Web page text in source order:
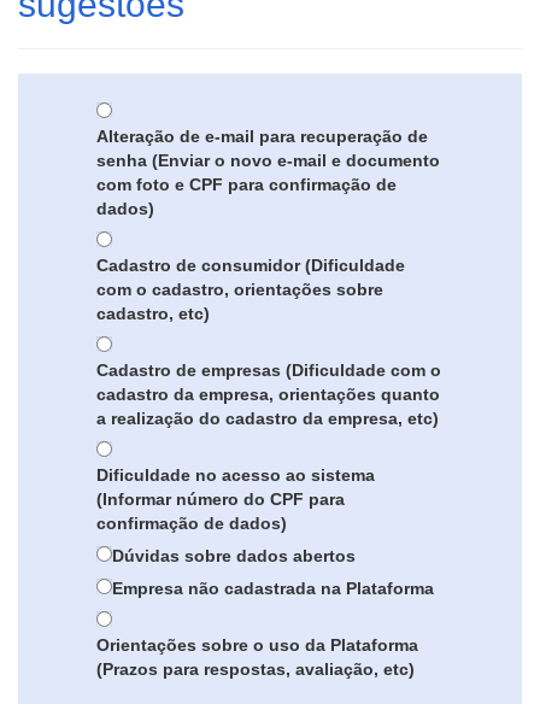
Alteração de e-mail para recuperação de
senha (Enviar o novo e-mail e documento
com foto e CPF para confirmação de
dados)
Cadastro de consumidor (Dificuldade
com o cadastro, orientações sobre
cadastro, etc)
Cadastro de empresas (Dificuldade com o
cadastro da empresa, orientações quanto
a realização do cadastro da empresa, etc)
Dificuldade no acesso ao sistema
(Informar número do CPF para
confirmação de dados)
Dúvidas sobre dados abertos
Empresa não cadastrada na Plataforma
Orientações sobre o uso da Plataforma
(Prazos para respostas, avaliação, etc)